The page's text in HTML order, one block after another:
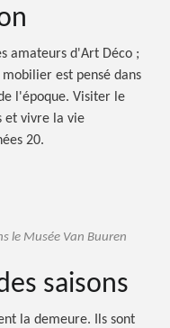
amateurs d'Art Déco ;
est pensé dans
l'époque. Visiter le
et vivre la vie
20.
le Musée Van Buuren
saisons
la demeure. Ils sont